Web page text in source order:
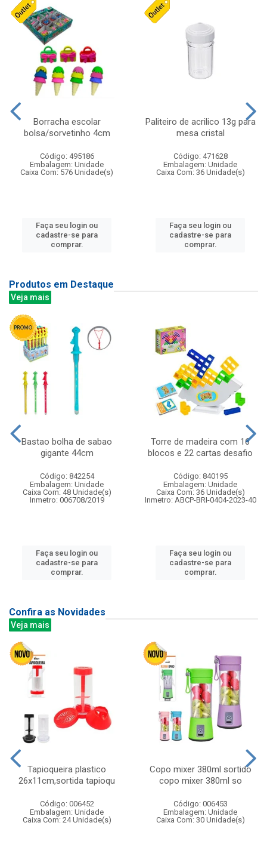
Borracha escolar
bolsa/sorvetinho 4cm
Código: 495186
Embalagem: Unidade
Caixa Com: 576 Unidade(s)
Faça seu login ou
cadastre-se para
comprar.
Paliteiro de acrilico 13g para
mesa cristal
Código: 471628
Embalagem: Unidade
Caixa Com: 36 Unidade(s)
Faça seu login ou
cadastre-se para
comprar.
Produtos em Destaque
Veja mais
Bastao bolha de sabao
gigante 44cm
Código: 842254
Embalagem: Unidade
Caixa Com: 48 Unidade(s)
Inmetro: 006708/2019
Faça seu login ou
cadastre-se para
comprar.
Torre de madeira com 16
blocos e 22 cartas desafio
Código: 840195
Embalagem: Unidade
Caixa Com: 36 Unidade(s)
Inmetro: ABCP-BRI-0404-2023-40
Faça seu login ou
cadastre-se para
comprar.
Confira as Novidades
Veja mais
Tapioqueira plastico
26x11cm,sortida tapioqu
Código: 006452
Embalagem: Unidade
Caixa Com: 24 Unidade(s)
Copo mixer 380ml sortido
copo mixer 380ml so
Código: 006453
Embalagem: Unidade
Caixa Com: 30 Unidade(s)